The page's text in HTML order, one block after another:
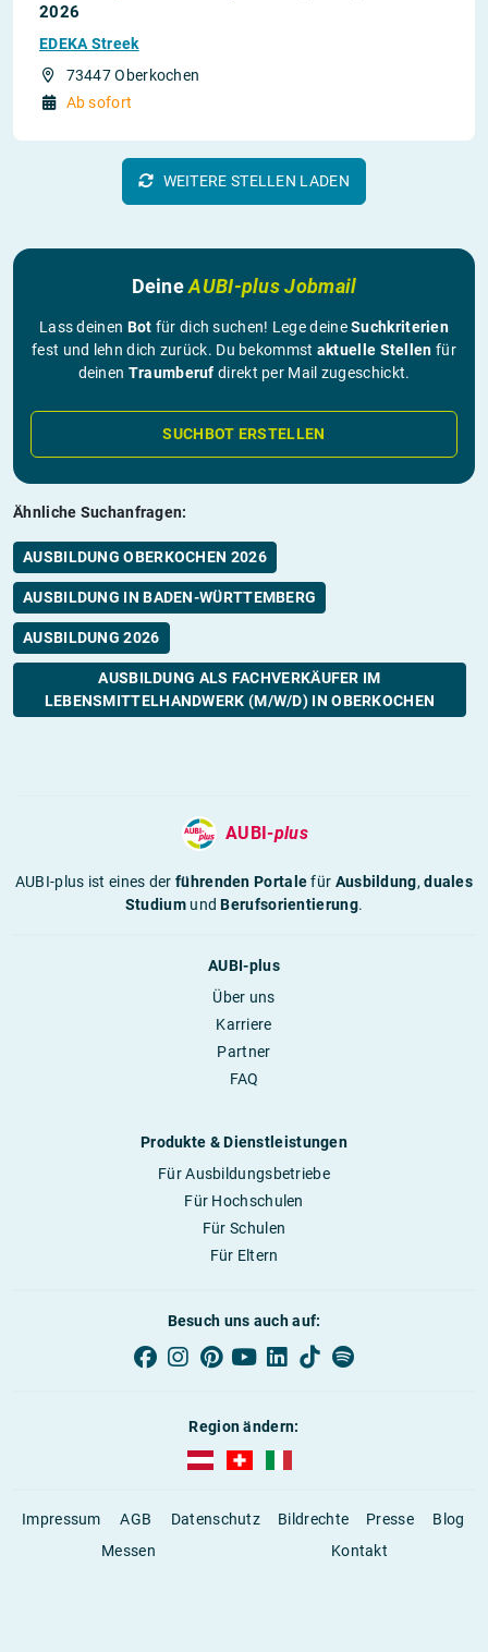
2026
EDEKA Streek
73447 Oberkochen
Ab sofort
WEITERE STELLEN LADEN
DeineAUBI-plus Jobmail
Lass deinen Bot für dich suchen! Lege deineSuchkriterien
fest und lehn dich zurück. Du bekommst aktuelle Stellen für
deinen Traumberuf direkt per Mail zugeschickt.
SUCHBOT ERSTELLEN
Ähnliche Suchanfragen:
AUSBILDUNG OBERKOCHEN 2026
AUSBILDUNG IN BADEN-WÜRTTEMBERG
AUSBILDUNG 2026
AUSBILDUNG ALS FACHVERKÄUFER IM
LEBENSMITTELHANDWERK (M/W/D) IN OBERKOCHEN
AUBI-plus
AUBI-plus ist eines derführenden Portalefür Ausbildung,duales
StudiumundBerufsorientierung.
AUBI-plus
Über uns
Karriere
Partner
FAQ
Produkte & Dienstleistungen
Für Ausbildungsbetriebe
Für Hochschulen
Für Schulen
Für Eltern
Besuch uns auch auf:
Region ändern:
AUBI-plus Österreich (deutsch)
Impressum AGB Datenschutz Bildrechte Presse
Blog
Messen
Kontakt